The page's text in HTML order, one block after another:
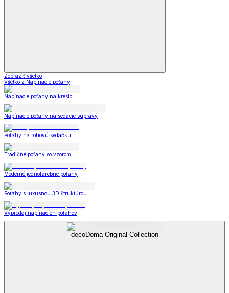
Zobraziť všetko
Všetko z Napínacie poťahy
Napínacie poťahy na kreslo
Napínacie poťahy na sedacie súpravy
Poťahy na rohovú sedačku
Tradičné poťahy so vzorom
Moderné jednofarebné poťahy
Poťahy s luxusnou 3D štruktúrou
Výpredaj napínacích poťahov
decoDoma Original Collection